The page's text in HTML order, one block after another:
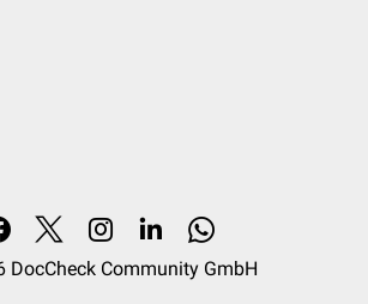
DocCheck Community GmbH